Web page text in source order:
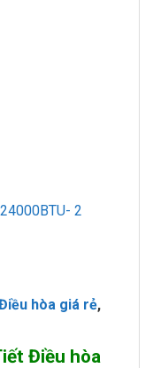
2
hòa giá rẻ,
Điều hòa